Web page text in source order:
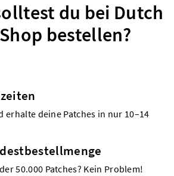
du bei Dutch
bestellen?
erhalte deine Patches in nur 10–14
50.000 Patches? Kein Problem!